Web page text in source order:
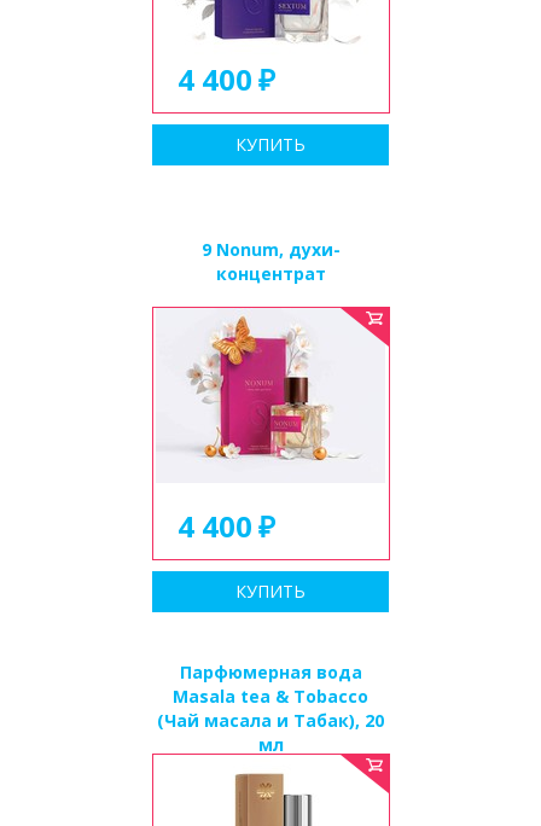
4 400
КУПИТЬ
9 Nonum, духи-
концентрат
4 400
КУПИТЬ
Парфюмерная вода
Masala tea & Tobacco
(Чай масала и Табак), 20
мл